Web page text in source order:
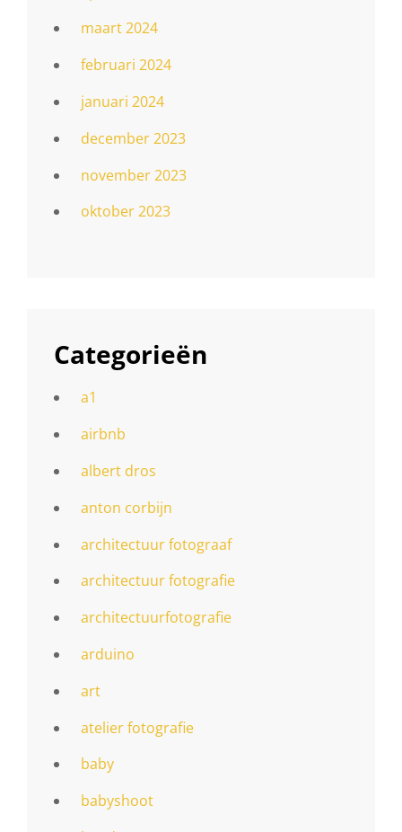
maart 2024
februari 2024
januari 2024
december 2023
november 2023
oktober 2023
Categorieën
a1
airbnb
albert dros
anton corbijn
architectuur fotograaf
architectuur fotografie
architectuurfotografie
arduino
art
atelier fotografie
baby
babyshoot